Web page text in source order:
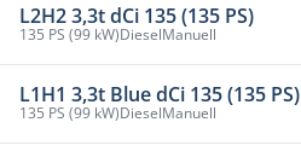
L2H2 3,3t dCi 135 (135 PS)
135 PS (99 kW)DieselManuell
L1H1 3,3t Blue dCi 135 (135 PS)
135 PS (99 kW)DieselManuell